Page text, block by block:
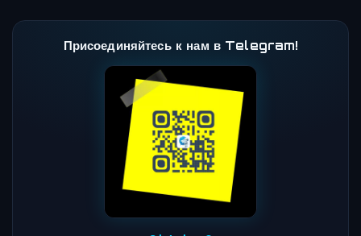
Присоединяйтесь к нам в Telegram!